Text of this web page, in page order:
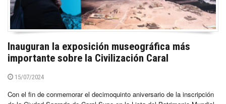
Inauguran la exposición museográfica más
importante sobre la Civilización Caral
15/07/2024
Con el fin de conmemorar el decimoquinto aniversario de la inscripción